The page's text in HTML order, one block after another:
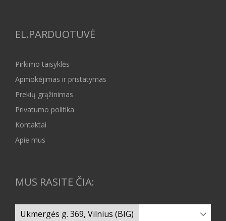
EL.PARDUOTUVĖ
Pirkimo taisyklės
Apmokėjimas ir pristatymas
Prekių grąžinimas
Privatumo politika
Kontaktai
Apie mus
MUS RASITE ČIA: